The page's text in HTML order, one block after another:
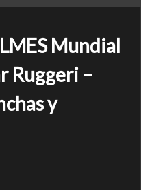
Mundial
Ruggeri –
y